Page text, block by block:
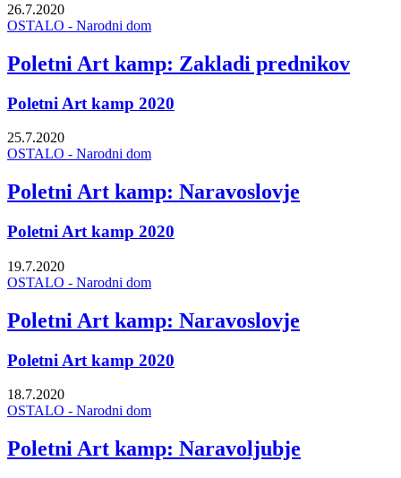
26.7.2020
OSTALO - Narodni dom
Poletni Art kamp: Zakladi prednikov
Poletni Art kamp 2020
25.7.2020
OSTALO - Narodni dom
Poletni Art kamp: Naravoslovje
Poletni Art kamp 2020
19.7.2020
OSTALO - Narodni dom
Poletni Art kamp: Naravoslovje
Poletni Art kamp 2020
18.7.2020
OSTALO - Narodni dom
Poletni Art kamp: Naravoljubje